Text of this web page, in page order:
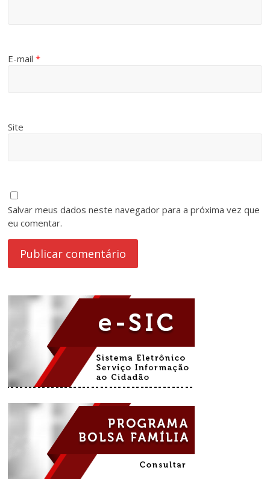
E-mail*
Site
Salvar meus dados neste navegador para a próxima vez que
eu comentar.